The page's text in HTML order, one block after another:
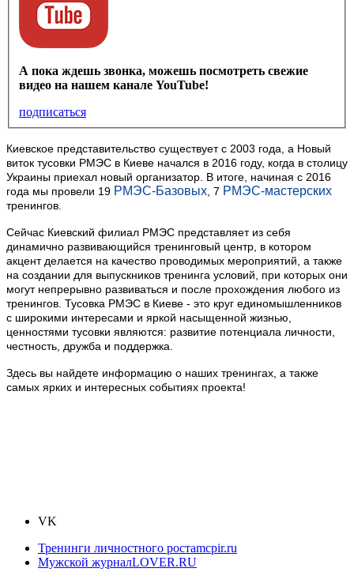
А пока ждешь звонка, можешь посмотреть свежие
видео на нашем канале YouTube!
подписаться
Киевское представительство существует с 2003 года, а Новый
виток тусовки РМЭС в Киеве начался в 2016 году, когда в столицу
Украины приехал новый организатор. В итоге, начиная с 2016
года мы провели 19 РМЭС-Базовых, 7 РМЭС-мастерских
тренингов.
Сейчас Киевский филиал РМЭС представляет из себя
динамично развивающийся тренинговый центр, в котором
акцент делается на качество проводимых мероприятий, а также
на создании для выпускников тренинга условий, при которых они
могут непрерывно развиваться и после прохождения любого из
тренингов. Тусовка РМЭС в Киеве - это круг единомышленников
с широкими интересами и яркой насыщенной жизнью,
ценностями тусовки являются: развитие потенциала личности,
честность, дружба и поддержка.
Здесь вы найдете информацию о наших тренингах, а также
самых ярких и интересных событиях проекта!
VK
Тренинги личностного ростаmcpir.ru
Мужской журналLOVER.RU